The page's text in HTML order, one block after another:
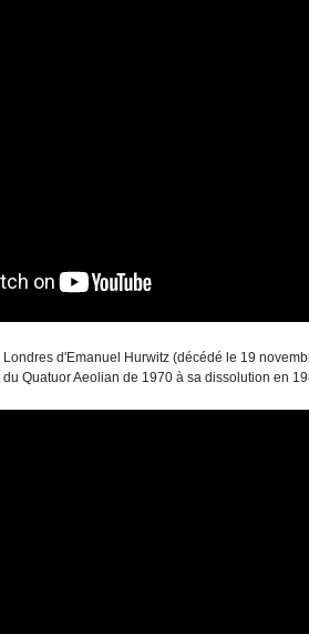
Londres d'Emanuel Hurwitz (décédé le 19
Quatuor Aeolian de 1970 à sa dissolution en